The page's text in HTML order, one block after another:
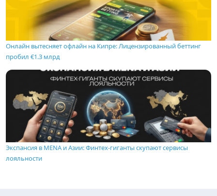
Онлайн вытесняет офлайн на Кипре: Лицензированный беттинг
пробил €1.3 млрд
Экспансия в MENA и Азии: Финтех-гиганты скупают сервисы
лояльности